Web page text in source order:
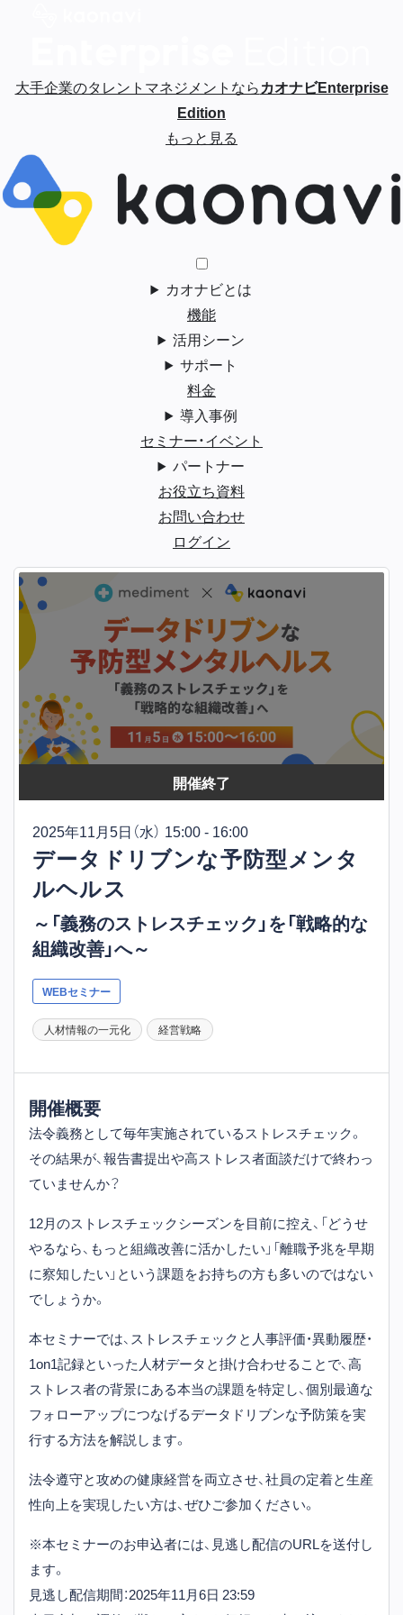
大手企業のタレントマネジメントならカオナビEnterprise
Edition
もっと見る
カオナビとは
機能
活用シーン
サポート
料金
導入事例
セミナー・イベント
パートナー
お役立ち資料
お問い合わせ
ログイン
開催終了
2025年11月5日 （水） 15:00 - 16:00
データドリブンな予防型メンタ
ルヘルス
～「義務のストレスチェック」を「戦略的な
組織改善」へ～
WEBセミナー
人材情報の一元化 経営戦略
開催概要
法令義務として毎年実施されているストレスチェック。
その結果が、報告書提出や高ストレス者面談だけで終わっ
ていませんか？
12月のストレスチェックシーズンを目前に控え、「どうせ
やるなら、もっと組織改善に活かしたい」「離職予兆を早期
に察知したい」という課題をお持ちの方も多いのではない
でしょうか。
本セミナーでは、ストレスチェックと人事評価・異動履歴・
1on1記録といった人材データと掛け合わせることで、高
ストレス者の背景にある本当の課題を特定し、個別最適な
フォローアップにつなげるデータドリブンな予防策を実
行する方法を解説します。
法令遵守と攻めの健康経営を両立させ、社員の定着と生産
性向上を実現したい方は、ぜひご参加ください。
※本セミナーのお申込者には、見逃し配信のURLを送付し
ます。
見逃し配信期間：2025年11月6日 23:59